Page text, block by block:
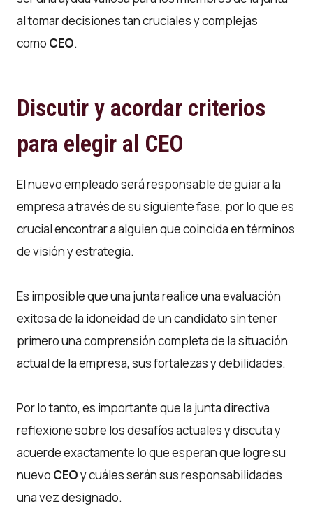
al tomar decisiones tan cruciales y complejas
como CEO.
Discutir y acordar criterios
para elegir al CEO
El nuevo empleado será responsable de guiar a la
empresa a través de su siguiente fase, por lo que es
crucial encontrar a alguien que coincida en términos
de visión y estrategia.
Es imposible que una junta realice una evaluación
exitosa de la idoneidad de un candidato sin tener
primero una comprensión completa de la situación
actual de la empresa, sus fortalezas y debilidades.
Por lo tanto, es importante que la junta directiva
reflexione sobre los desafíos actuales y discuta y
acuerde exactamente lo que esperan que logre su
nuevo CEOy cuáles serán sus responsabilidades
una vez designado.